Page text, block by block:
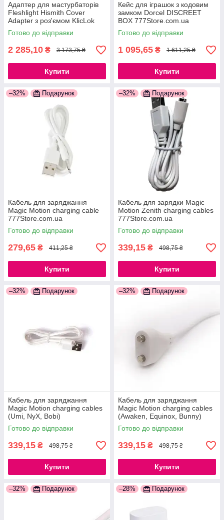
Адаптер для мастурбаторів
Fleshlight Hismith Cover
Adapter з роз'ємом KlicLok
777Store.com.ua
Готово до відправки
2 285,10 ₴ 3 173,75 ₴
Купити
Кейс для іграшок з кодовим
замком Dorcel DISCREET
BOX 777Store.com.ua
Готово до відправки
1 095,65 ₴ 1 611,25 ₴
Купити
–32% Подарунок
Кабель для заряджання
Magic Motion charging cable
777Store.com.ua
Готово до відправки
279,65 ₴ 411,25 ₴
Купити
–32% Подарунок
Кабель для зарядки Magic
Motion Zenith charging cables
777Store.com.ua
Готово до відправки
339,15 ₴ 498,75 ₴
Купити
–32% Подарунок
Кабель для заряджання
Magic Motion charging cables
(Umi, NyX, Bobi)
777Store.com.ua
Готово до відправки
339,15 ₴ 498,75 ₴
Купити
–32% Подарунок
Кабель для заряджання
Magic Motion charging cables
(Awaken, Equinox, Bunny)
777Store.com.ua
Готово до відправки
339,15 ₴ 498,75 ₴
Купити
–32% Подарунок –28% Подарунок